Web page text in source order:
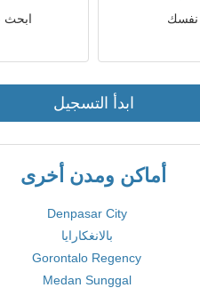
ابحث
ابدأ التسجيل
أماكن ومدن أخرى
Denpasar City
بالانغكارايا
Gorontalo Regency
Medan Sunggal